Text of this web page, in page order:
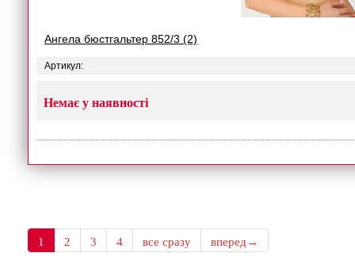
Ангела бюстгальтер 852/3 (2)
Артикул:
Немає у наявності
1 2 3 4 все сразу вперед→